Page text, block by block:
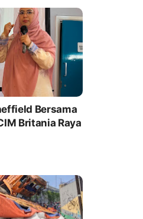
Bersama
Britania Raya